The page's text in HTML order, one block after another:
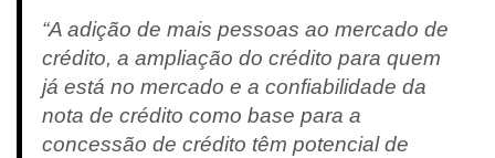
“A adição de mais pessoas ao mercado de
crédito, a ampliação do crédito para quem
já está no mercado e a confiabilidade da
nota de crédito como base para a
concessão de crédito têm potencial de